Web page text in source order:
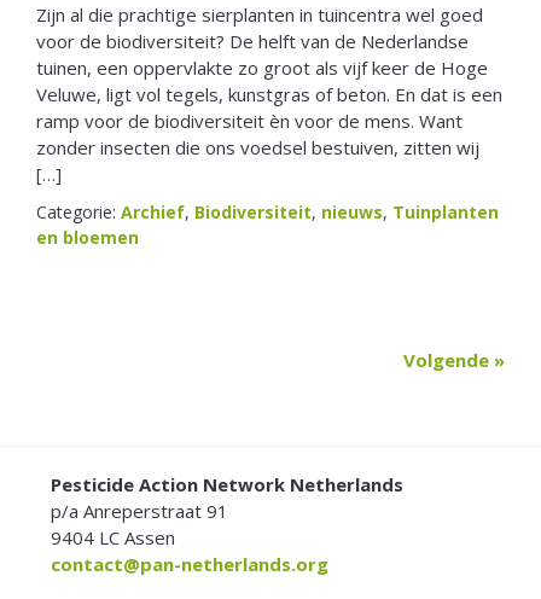
Zijn al die prachtige sierplanten in tuincentra wel goed
voor de biodiversiteit? De helft van de Nederlandse
tuinen, een oppervlakte zo groot als vijf keer de Hoge
Veluwe, ligt vol tegels, kunstgras of beton. En dat is een
ramp voor de biodiversiteit èn voor de mens. Want
zonder insecten die ons voedsel bestuiven, zitten wij
[…]
Categorie: Archief, Biodiversiteit, nieuws, Tuinplanten
en bloemen
Volgende »
FOOTERPesticide Action Network Netherlands
p/a Anreperstraat 91
9404 LC Assen
contact@pan-netherlands.org